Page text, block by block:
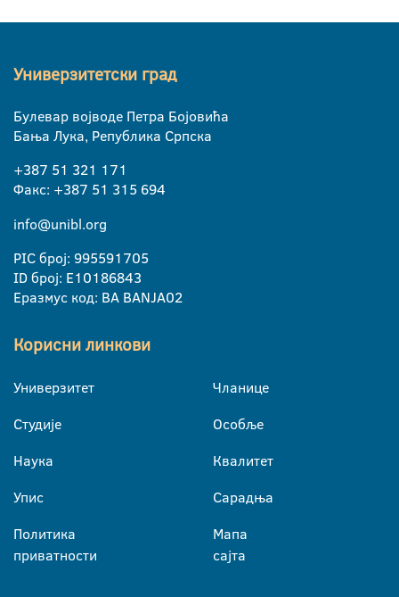
Универзитетски град
Булевар војводе Петра Бојовића
Бања Лука, Република Српска
+387 51 321 171
Факс: +387 51 315 694
info@unibl.org
PIC број: 995591705
ID број: E10186843
Еразмус код: BA BANJA02
Корисни линкови
Универзитет
Студије
Наука
Упис
Политика
приватности
Чланице
Особље
Квалитет
Сарадња
Мапа
сајта